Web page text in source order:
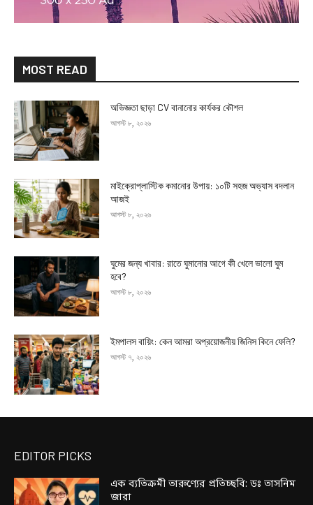
MOST READ
অভিজ্ঞতা ছাড়া CV বানানোর কার্যকর কৌশল
আগস্ট ৮, ২০২৬
মাইক্রোপ্লাস্টিক কমানোর উপায়: ১০টি সহজ অভ্যাস বদলান
আজই
আগস্ট ৮, ২০২৬
ঘুমের জন্য খাবার: রাতে ঘুমানোর আগে কী খেলে ভালো ঘুম
হবে?
আগস্ট ৮, ২০২৬
ইমপালস বায়িং: কেন আমরা অপ্রয়োজনীয় জিনিস কিনে ফেলি?
আগস্ট ৭, ২০২৬
EDITOR PICKS
এক ব্যতিক্রমী তারুণ্যের প্রতিচ্ছবি: ডঃ তাসনিম
জারা